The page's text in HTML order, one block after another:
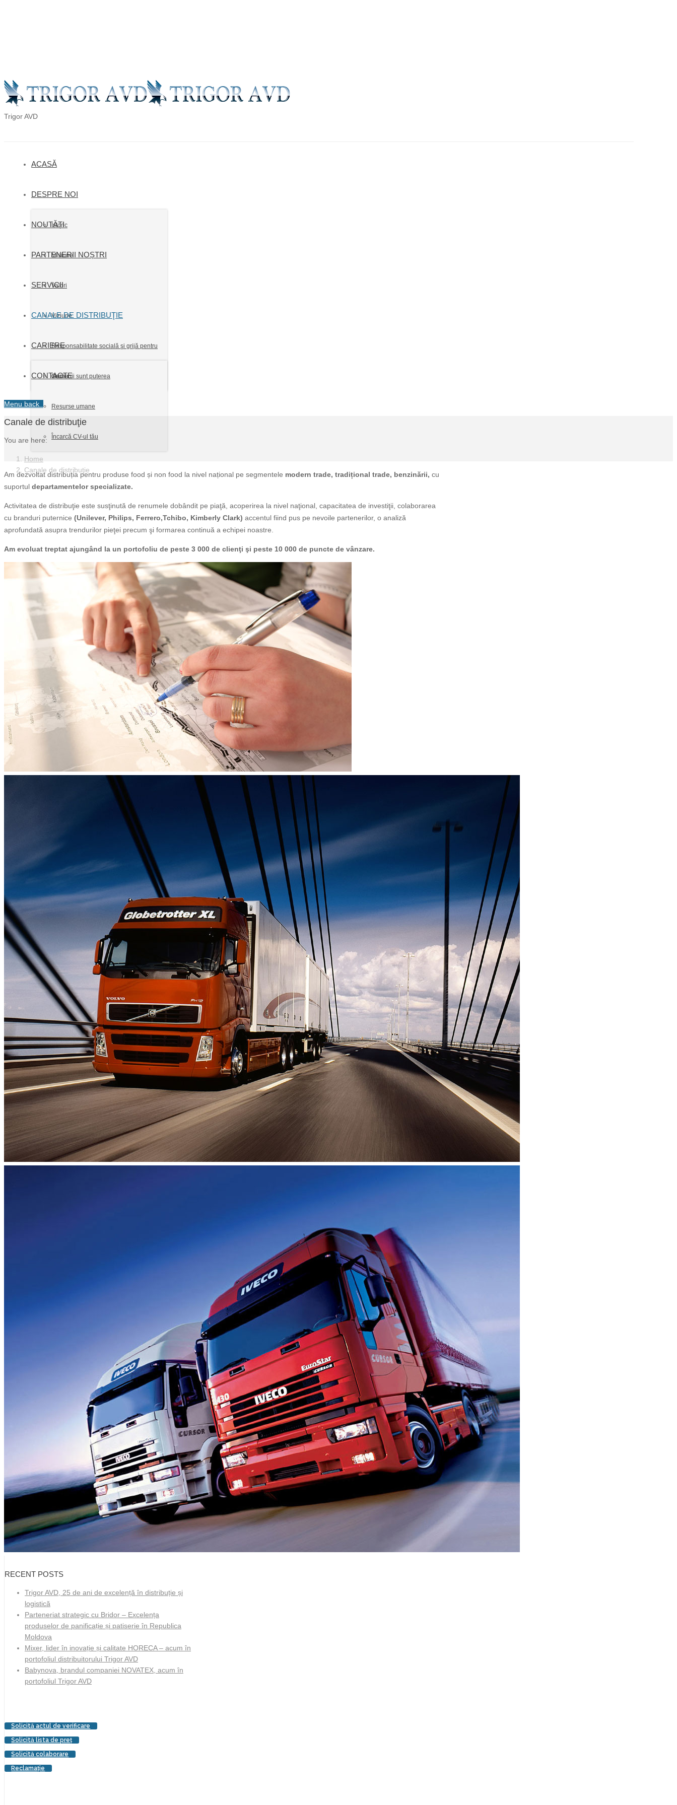
Trigor AVD
ACASĂ
DESPRE NOI
Istoric
Misiune
Valori
Viziune
Responsabilitate socială şi grijă pentru
mediu
NOUTĂȚI
PARTENERII NOȘTRI
SERVICII
CANALE DE DISTRIBUŢIE
CARIERE
Oamenii sunt puterea
Resurse umane
Încarcă CV-ul tău
CONTACTE
Menu back
Canale de distribuţie
You are here:
Home
Canale de distribuţie
Am dezvoltat distribuția pentru produse food și non food la nivel național pe segmentele modern trade, tradițional trade, benzinării, cu
suportul departamentelor specializate.
Activitatea de distribuţie este susţinută de renumele dobândit pe piaţă, acoperirea la nivel naţional, capacitatea de investiţii, colaborarea
cu branduri puternice (Unilever, Philips, Ferrero,Tchibo, Kimberly Clark) accentul fiind pus pe nevoile partenerilor, o analiză
aprofundată asupra trendurilor pieţei precum şi formarea continuă a echipei noastre.
Am evoluat treptat ajungând la un portofoliu de peste 3 000 de clienţi şi peste 10 000 de puncte de vânzare.
RECENT POSTS
Trigor AVD, 25 de ani de excelență în distribuție și
logistică
Parteneriat strategic cu Bridor – Excelența
produselor de panificație și patiserie în Republica
Moldova
Mixer, lider în inovație și calitate HORECA – acum în
portofoliul distribuitorului Trigor AVD
Babynova, brandul companiei NOVATEX, acum în
portofoliul Trigor AVD
Solicită actul de verificare
Solicită lista de preţ
Solicită colaborare
Reclamaţie